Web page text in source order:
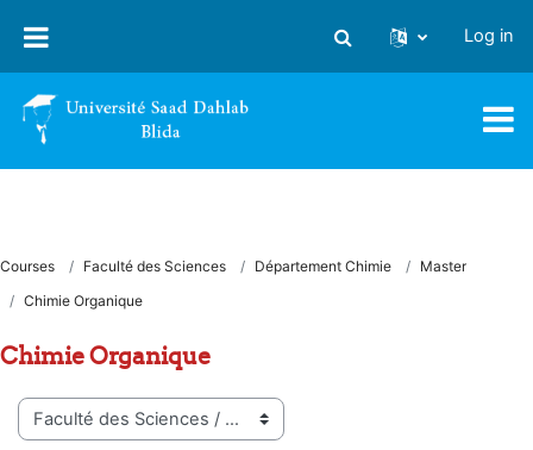
Toggle search input
Log in
Courses Faculté des Sciences Département Chimie
Master
Chimie Organique
Chimie Organique
Course categories